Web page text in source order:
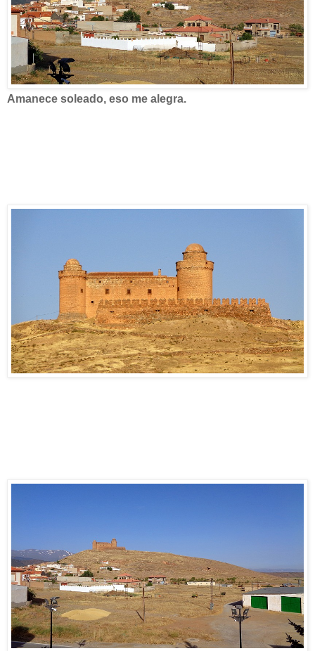
Amanece soleado, eso me alegra.